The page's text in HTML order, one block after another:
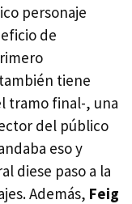
personaje
de
tiene
tramo final-, una
del público
eso y
diese paso a la
Además, Feig